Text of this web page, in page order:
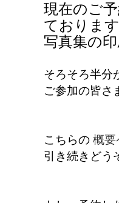
現在のご
ております
写真集の
そろそろ半分
ご参加の皆さ
こちらの 概要
引き続きどう